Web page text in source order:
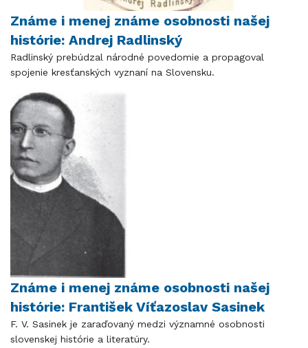
Známe i menej známe osobnosti našej
histórie: Andrej Radlinský
Radlinský prebúdzal národné povedomie a propagoval
spojenie kresťanských vyznaní na Slovensku.
Známe i menej známe osobnosti našej
histórie: František Víťazoslav Sasinek
F. V. Sasinek je zaraďovaný medzi významné osobnosti
slovenskej histórie a literatúry.